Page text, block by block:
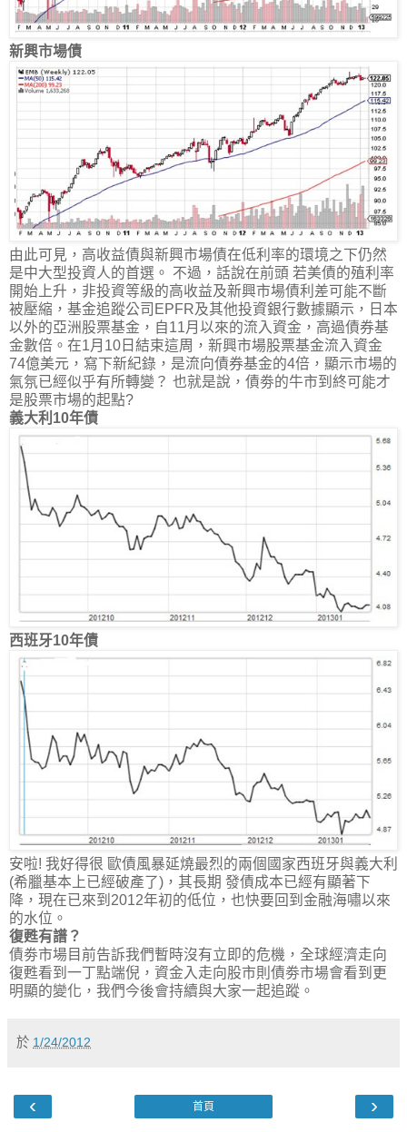
新興市場債
由此可見，高收益債與新興市場債在低利率的環境之下仍然
是中大型投資人的首選。 不過，話說在前頭 若美債的殖利率
開始上升，非投資等級的高收益及新興市場債利差可能不斷
被壓縮，基金追蹤公司EPFR及其他投資銀行數據顯示，日本
以外的亞洲股票基金，自11月以來的流入資金，高過債券基
金數倍。在1月10日結束這周，新興市場股票基金流入資金
74億美元，寫下新紀錄，是流向債券基金的4倍，顯示市場的
氣氛已經似乎有所轉變？ 也就是說，債劵的牛市到終可能才
是股票市場的起點?
義大利10年債
西班牙10年債
安啦! 我好得很 歐債風暴延燒最烈的兩個國家西班牙與義大利
(希臘基本上已經破產了)，其長期 發債成本已經有顯著下
降，現在已來到2012年初的低位，也快要回到金融海嘯以來
的水位。
復甦有譜？
債劵市場目前告訴我們暫時沒有立即的危機，全球經濟走向
復甦看到一丁點端倪，資金入走向股市則債劵市場會看到更
明顯的變化，我們今後會持續與大家一起追蹤。
於 1/24/2012
‹ ›
首頁